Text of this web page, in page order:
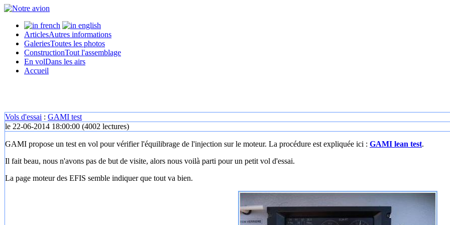
ArticlesAutres informations
GaleriesToutes les photos
ConstructionTout l'assemblage
En volDans les airs
Accueil
Vols d'essai : GAMI test
le 22-06-2014 18:00:00 (4002 lectures)
GAMI propose un test en vol pour vérifier l'équilibrage de l'injection sur le moteur. La procédure est expliquée ici : GAMI lean test.
Il fait beau, nous n'avons pas de but de visite, alors nous voilà parti pour un petit vol d'essai.
La page moteur des EFIS semble indiquer que tout va bien.